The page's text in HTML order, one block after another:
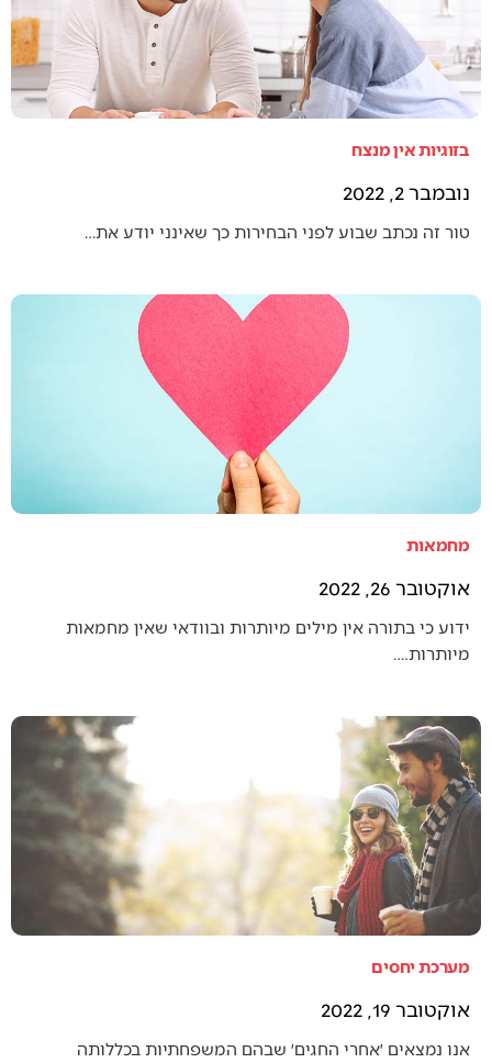
בזוגיות אין מנצח
נובמבר 2, 2022
טור זה נכתב שבוע לפני הבחירות כך שאינני יודע את…
מחמאות
אוקטובר 26, 2022
ידוע כי בתורה אין מילים מיותרות ובוודאי שאין מחמאות
מיותרות.…
מערכת יחסים
אוקטובר 19, 2022
אנו נמצאים ׳אחרי החגים׳ שבהם המשפחתיות בכללותה